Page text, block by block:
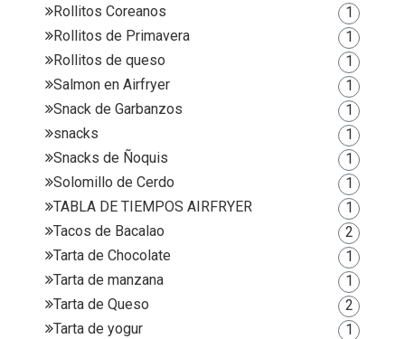
Rollitos Coreanos
1
Rollitos de Primavera
1
Rollitos de queso
1
Salmon en Airfryer
1
Snack de Garbanzos
1
snacks
1
Snacks de Ñoquis
1
Solomillo de Cerdo
1
TABLA DE TIEMPOS AIRFRYER
1
Tacos de Bacalao
2
Tarta de Chocolate
1
Tarta de manzana
1
Tarta de Queso
2
Tarta de yogur
1